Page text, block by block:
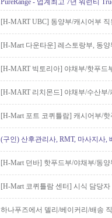
PureRange - 업계최고 7년 워런티
[H-MART UBC] 동양부/캐시어부
[H-Mart 다운타운] 레스토랑부, 동
[H-MART 빅토리아] 야채부/핫푸드
[H-MART 리치몬드] 야채부/수산부
[H-Mart 포트 코퀴틀람] 캐시어부/
(구인) 산후관리사, RMT, 마사지사,
[H-Mart 던바] 핫푸드부/야채부/동
[H-Mart 코퀴틀람 센터] 시식 담당
하나푸즈에서 델리/베이커리/배송